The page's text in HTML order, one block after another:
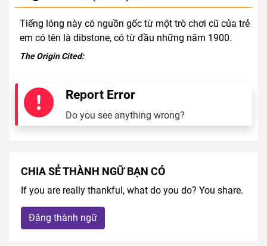
Tiếng lóng này có nguồn gốc từ một trò chơi cũ của trẻ
em có tên là dibstone, có từ đầu những năm 1900.
The Origin Cited:
Report Error
Do you see anything wrong?
CHIA SẺ THÀNH NGỮ BẠN CÓ
If you are really thankful, what do you do? You share.
Đăng thành ngữ